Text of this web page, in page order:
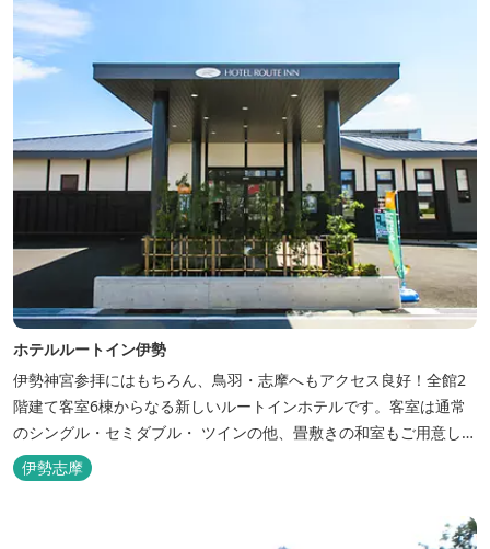
ホテルルートイン伊勢
伊勢神宮参拝にはもちろん、鳥羽・志摩へもアクセス良好！全館2
階建て客室6棟からなる新しいルートインホテルです。客室は通常
のシングル・セミダブル・ ツインの他、畳敷きの和室もご用意して
おります。 （和室はベッドが設置されています）靴を脱いでお部屋
でおくつろぎください。 また、朝食バイキング無料サービス（営業
伊勢志摩